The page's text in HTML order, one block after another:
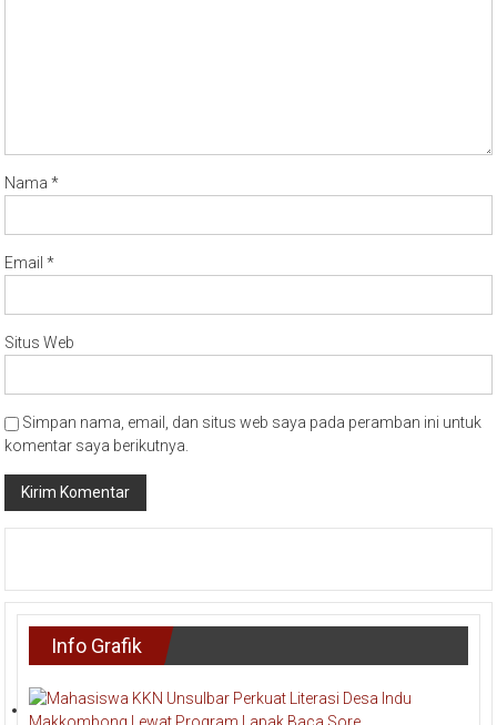
Nama*
Email*
Situs Web
Simpan nama, email, dan situs web saya pada peramban ini untuk
komentar saya berikutnya.
Info Grafik